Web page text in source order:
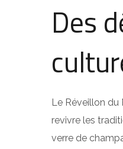
Des
Le Réveillon du
revivre les
verre de